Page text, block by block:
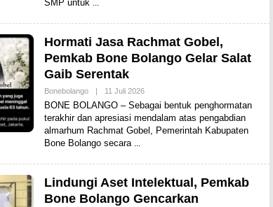
SMP untuk
Hormati Jasa Rachmat Gobel,
Pemkab Bone Bolango Gelar Salat
Gaib Serentak
Bonebolango | 11 Juli 2026O
E
H
A
​BONE BOLANGO – Sebagai bentuk penghormatan
terakhir dan apresiasi mendalam atas pengabdian
almarhum Rachmat Gobel, Pemerintah Kabupaten
Bone Bolango secara
Lindungi Aset Intelektual, Pemkab
Bone Bolango Gencarkan